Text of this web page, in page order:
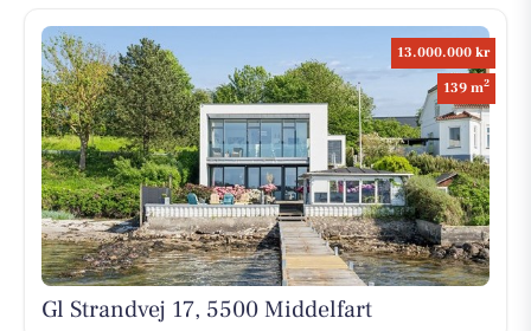
13.000.000 kr
139 m2
Gl Strandvej 17, 5500 Middelfart